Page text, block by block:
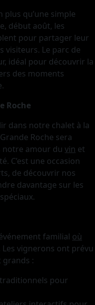
plus qu’une simple
début août, les
pour partager leur
visiteurs. Le parc de
idéal pour découvrir la
des moments
Roche
dans notre chalet à la
Roche sera
notre amour du vin et
C’est une occasion
de découvrir nos
davantage sur les
familial où
vignerons ont prévu
:
pour